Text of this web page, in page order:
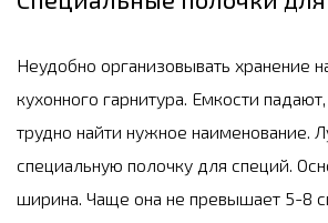
Неудобно организовывать хранение
кухонного гарнитура. Емкости
трудно найти нужное наименование.
специальную полочку для специй.
ширина. Чаще она не превышает 5-8